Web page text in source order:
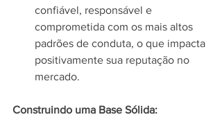
confiável, responsável e
comprometida com os mais altos
padrões de conduta, o que impacta
positivamente sua reputação no
mercado.
Construindo uma Base Sólida: